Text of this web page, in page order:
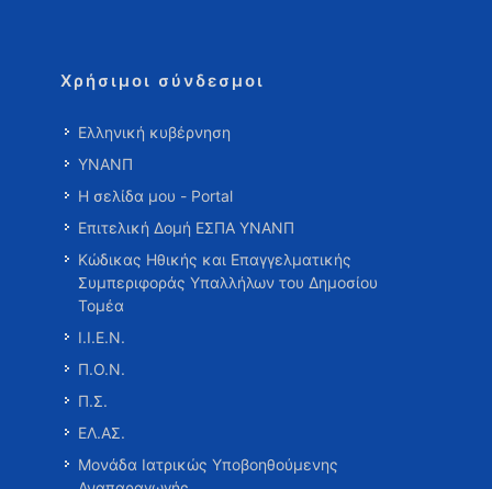
Χρήσιμοι σύνδεσμοι
Ελληνική κυβέρνηση
ΥΝΑΝΠ
Η σελίδα μου - Portal
Επιτελική Δομή ΕΣΠΑ ΥΝΑΝΠ
Κώδικας Ηθικής και Επαγγελματικής
Συμπεριφοράς Υπαλλήλων του Δημοσίου
Τομέα
Ι.Ι.Ε.Ν.
Π.Ο.Ν.
Π.Σ.
ΕΛ.ΑΣ.
Μονάδα Ιατρικώς Υποβοηθούμενης